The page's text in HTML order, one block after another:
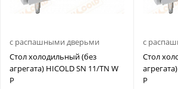
с распашными дверьми
Стол холодильный (без
агрегата) HICOLD SN 11/TN W
P
с
Стол
P